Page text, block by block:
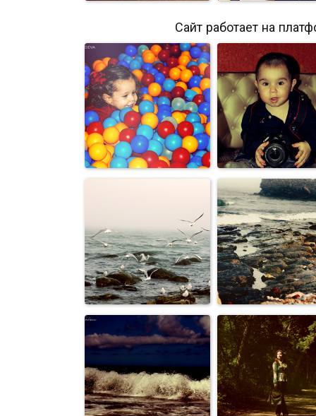
Пейзажи Пейзажи
Сайт работает на
Семья, дети Семья, дети